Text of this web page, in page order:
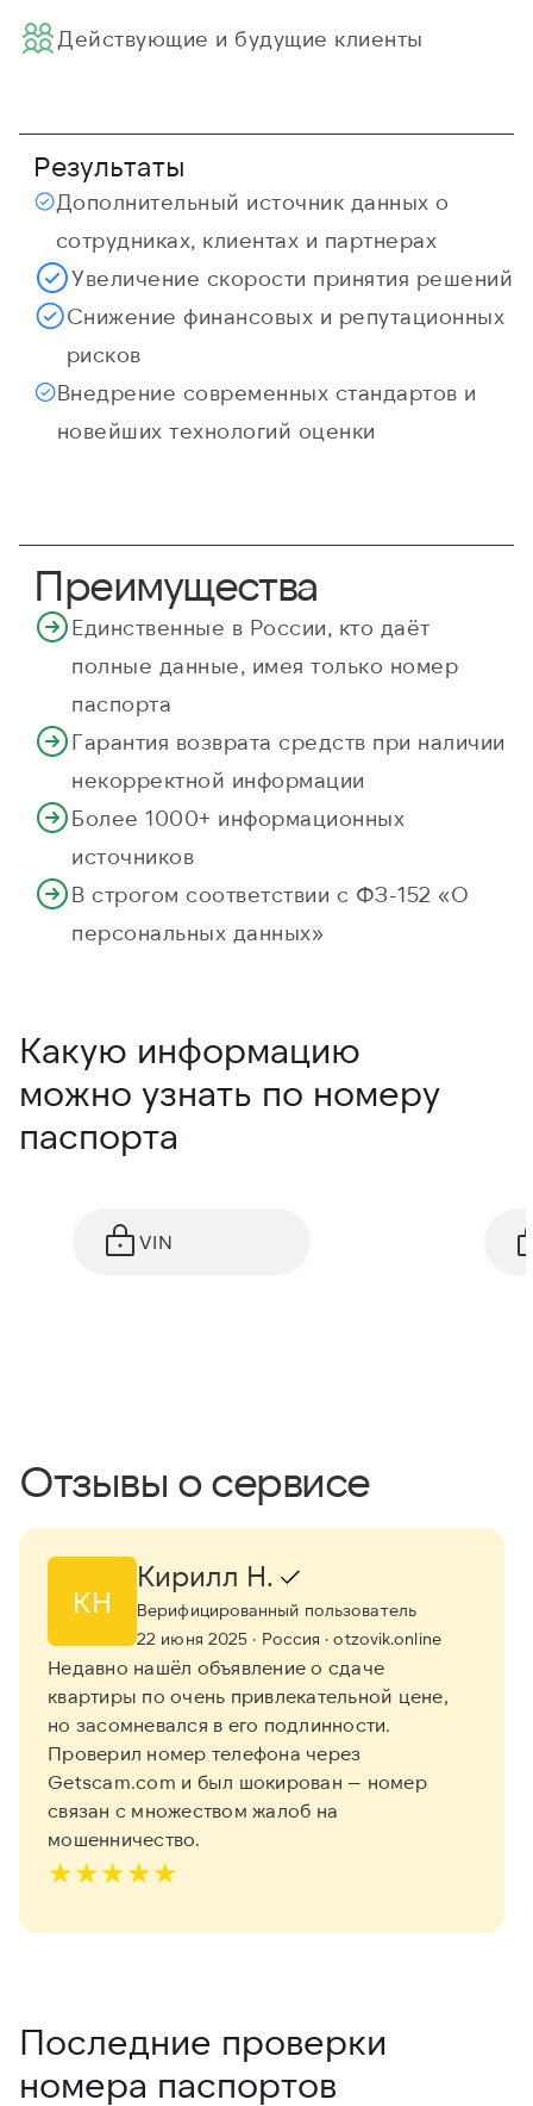
Действующие и будущие клиенты
Результаты
Дополнительный источник данных о
сотрудниках, клиентах и партнерах
Увеличение скорости принятия решений
Снижение финансовых и репутационных
рисков
Внедрение современных стандартов и
новейших технологий оценки
Преимущества
Единственные в России, кто даёт
полные данные, имея только номер
паспорта
Гарантия возврата средств при наличии
некорректной информации
Более 1000+ информационных
источников
В строгом соответствии с ФЗ-152 «О
персональных данных»
Какую информацию
можно узнать по номеру
паспорта
VIN
Отзывы о сервисе
КН
Кирилл Н.
Верифицированный пользователь
22 июня 2025 · Россия · otzovik.online
Недавно нашёл объявление о сдаче
квартиры по очень привлекательной цене,
но засомневался в его подлинности.
Проверил номер телефона через
Getscam.com и был шокирован — номер
связан с множеством жалоб на
мошенничество.
★★★★★
Последние проверки
номера паспортов